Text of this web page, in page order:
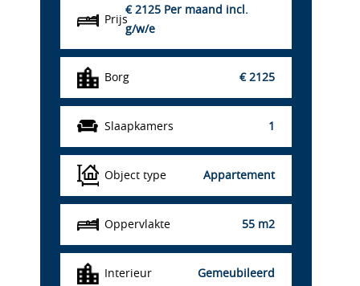
Prijs
€ 2125 Per maand incl.
g/w/e
Borg € 2125
Slaapkamers 1
Object type Appartement
Oppervlakte 55 m2
Interieur Gemeubileerd